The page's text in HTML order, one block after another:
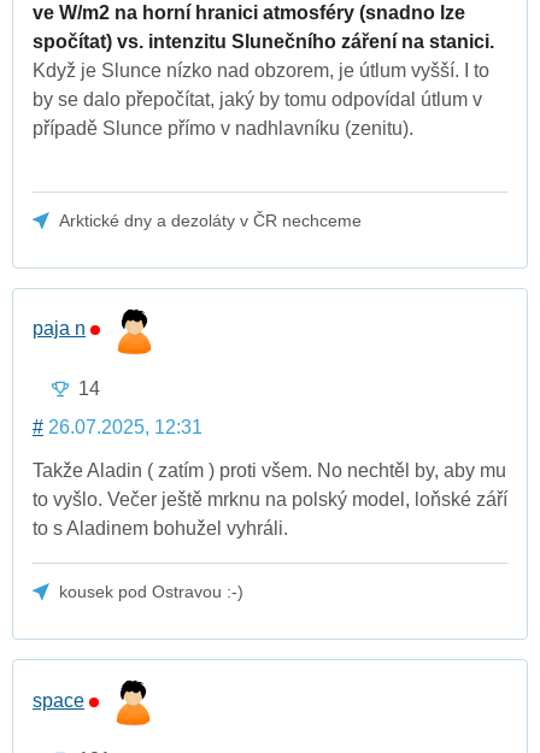
ve W/m2 na horní hranici atmosféry (snadno lze
spočítat) vs. intenzitu Slunečního záření na stanici.
Když je Slunce nízko nad obzorem, je útlum vyšší. I to
by se dalo přepočítat, jaký by tomu odpovídal útlum v
případě Slunce přímo v nadhlavníku (zenitu).
Arktické dny a dezoláty v ČR nechceme
paja n
14
# 26.07.2025, 12:31
Takže Aladin ( zatím ) proti všem. No nechtěl by, aby mu
to vyšlo. Večer ještě mrknu na polský model, loňské září
to s Aladinem bohužel vyhráli.
kousek pod Ostravou :-)
space